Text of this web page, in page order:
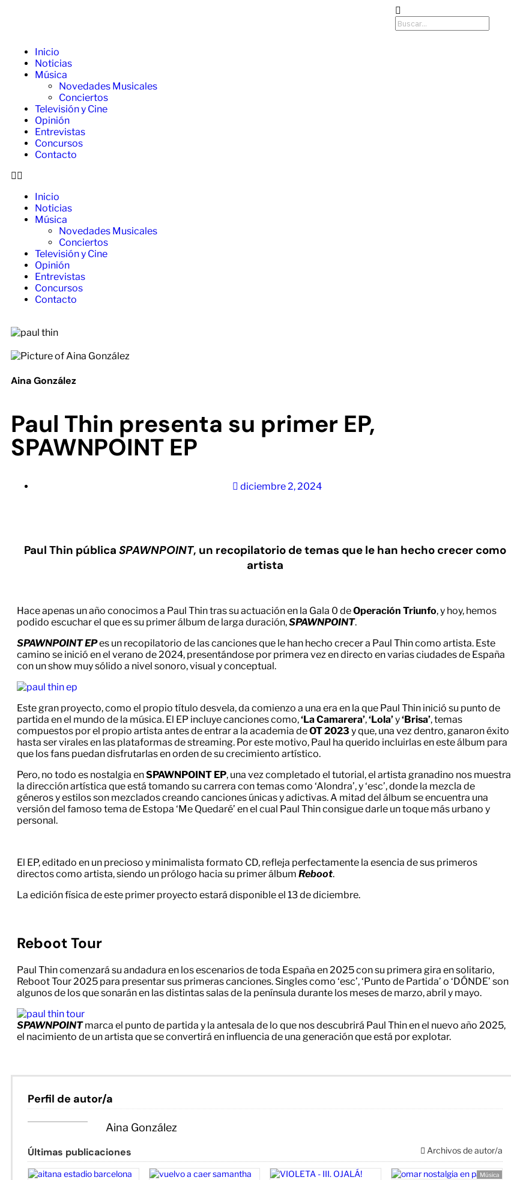
Inicio
Noticias
Música
Novedades Musicales
Conciertos
Televisión y Cine
Opinión
Entrevistas
Concursos
Contacto
Inicio
Noticias
Música
Novedades Musicales
Conciertos
Televisión y Cine
Opinión
Entrevistas
Concursos
Contacto
Aina González
Paul Thin presenta su primer EP,
SPAWNPOINT EP
diciembre 2, 2024
Paul Thin pública SPAWNPOINT, un recopilatorio de temas que le han hecho crecer como
artista
Hace apenas un año conocimos a Paul Thin tras su actuación en la Gala 0 deOperación Triunfo, y hoy, hemos
podido escuchar el que es su primer álbum de larga duración,SPAWNPOINT.
SPAWNPOINT EPes un recopilatorio de las canciones que le han hecho crecer a Paul Thin como artista. Este
camino se inició en el verano de 2024, presentándose por primera vez en directo en varias ciudades de España
con un show muy sólido a nivel sonoro, visual y conceptual.
Este gran proyecto, como el propio título desvela, da comienzo a una era en la que Paul Thin inició su punto de
partida en el mundo de la música. El EP incluye canciones como,‘La Camarera’,‘Lola’y‘Brisa’, temas
compuestos por el propio artista antes de entrar a la academia deOT 2023 y que, una vez dentro, ganaron éxito
hasta ser virales en las plataformas de streaming. Por este motivo, Paul ha querido incluirlas en este álbum para
que los fans puedan disfrutarlas en orden de su crecimiento artístico.
Pero, no todo es nostalgia enSPAWNPOINT EP, una vez completado el tutorial, el artista granadino nos muestra
la dirección artística que está tomando su carrera con temas como ‘Alondra’, y ‘esc’, donde la mezcla de
géneros y estilos son mezclados creando canciones únicas y adictivas. A mitad del álbum se encuentra una
versión del famoso tema de Estopa ‘Me Quedaré’ en el cual Paul Thin consigue darle un toque más urbano y
personal.
El EP, editado en un precioso y minimalista formato CD, refleja perfectamente la esencia de sus primeros
directos como artista, siendo un prólogo hacia su primer álbum Reboot.
La edición física de este primer proyecto estará disponible el 13 de diciembre.
Reboot Tour
Paul Thin comenzará su andadura en los escenarios de toda España en 2025 con su primera gira en solitario,
Reboot Tour 2025 para presentar sus primeras canciones. Singles como ‘esc’, ‘Punto de Partida’ o ‘DÓNDE’ son
algunos de los que sonarán en las distintas salas de la península durante los meses de marzo, abril y mayo.
SPAWNPOINTmarca el punto de partida y la antesala de lo que nos descubrirá Paul Thin en el nuevo año 2025,
el nacimiento de un artista que se convertirá en influencia de una generación que está por explotar.
Perfil de autor/a
Aina González
Últimas publicaciones
Archivos de autor/a
Música